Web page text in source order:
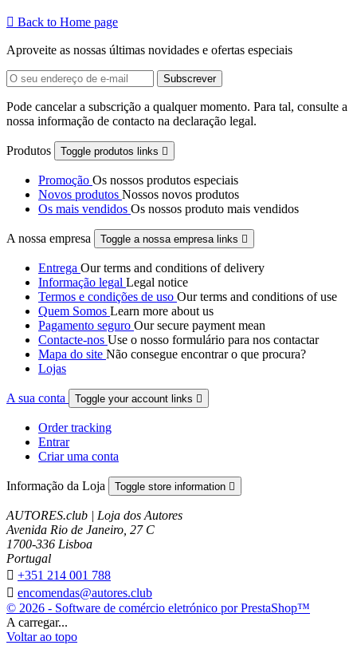
 Back to Home page
Aproveite as nossas últimas novidades e ofertas especiais
Pode cancelar a subscrição a qualquer momento. Para tal, consulte a
nossa informação de contacto na declaração legal.
Produtos Toggle produtos links 
Promoção Os nossos produtos especiais
Novos produtos Nossos novos produtos
Os mais vendidos Os nossos produto mais vendidos
A nossa empresa Toggle a nossa empresa links 
Entrega Our terms and conditions of delivery
Informação legal Legal notice
Termos e condições de uso Our terms and conditions of use
Quem Somos Learn more about us
Pagamento seguro Our secure payment mean
Contacte-nos Use o nosso formulário para nos contactar
Mapa do site Não consegue encontrar o que procura?
Lojas
A sua conta Toggle your account links 
Order tracking
Entrar
Criar uma conta
Informação da Loja Toggle store information 
AUTORES.club | Loja dos Autores
Avenida Rio de Janeiro, 27 C
1700-336 Lisboa
Portugal
 +351 214 001 788
 encomendas@autores.club
© 2026 - Software de comércio eletrónico por PrestaShop™
A carregar...
Voltar ao topo